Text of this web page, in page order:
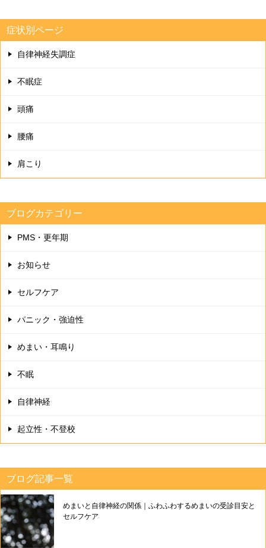
症状別ページ
自律神経失調症
不眠症
頭痛
腰痛
肩こり
ブログカテゴリー
PMS・更年期
お知らせ
セルフケア
パニック・強迫性
めまい・耳鳴り
不眠
自律神経
起立性・不登校
ブログ記事一覧
めまいと自律神経の関係｜ふわふわするめまいの受診目安と
セルフケア